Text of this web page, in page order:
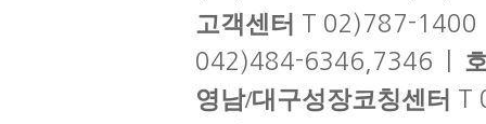
고객센터 T 02)787-
042)484-6346,7346 |
영남/대구성장코칭센터 T